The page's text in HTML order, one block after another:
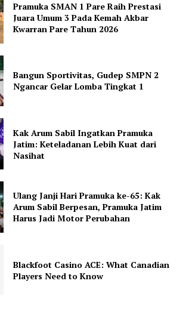
Pramuka SMAN 1 Pare Raih Prestasi
Juara Umum 3 Pada Kemah Akbar
Kwarran Pare Tahun 2026
Bangun Sportivitas, Gudep SMPN 2
Ngancar Gelar Lomba Tingkat 1
Kak Arum Sabil Ingatkan Pramuka
Jatim: Keteladanan Lebih Kuat dari
Nasihat
Ulang Janji Hari Pramuka ke-65: Kak
Arum Sabil Berpesan, Pramuka Jatim
Harus Jadi Motor Perubahan
Blackfoot Casino ACE: What Canadian
Players Need to Know